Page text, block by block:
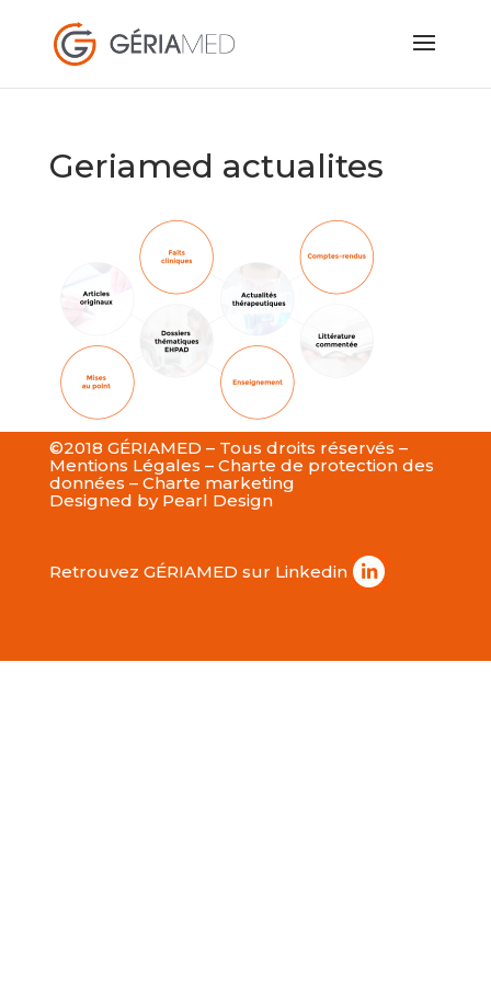
Geriamed actualites
©2018 GÉRIAMED – Tous droits réservés –
Mentions Légales – Charte de protection des
données – Charte marketing
Designed by Pearl Design
Retrouvez GÉRIAMED sur Linkedin